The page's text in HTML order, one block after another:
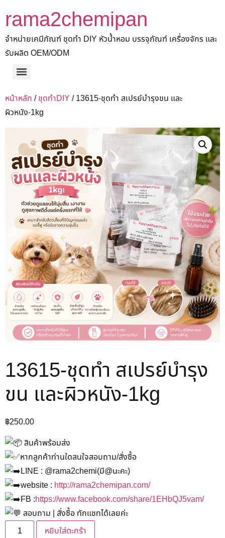
rama2chemipan
จำหน่ายเคมีภัณฑ์ ชุดทำ DIY หัวน้ำหอม บรรจุภัณฑ์ เครื่องจักร และ
รับผลิต OEM/ODM
หน้าหลัก /ชุดทำDIY / 13615-ชุดทำ สเปรย์บำรุงขน และ
ผิวหนัง-1kg
13615-ชุดทำ สเปรย์บำรุง
ขน และผิวหนัง-1kg
฿250.00
สินค้าพร้อมส่ง
หากลูกค้าท่านใดสนใจสอบถาม/สั่งซื้อ
LINE : @rama2chemi(มี@นะคะ)
website : http://rama2chemipan.com/
FB :https://www.facebook.com/share/1EHbQJ5vam/
สอบถาม | สั่งซื้อ ทักแชทได้เลยค่ะ
หยิบใส่ตะกร้า